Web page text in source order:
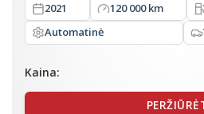
2021 120 000 km
Automatinė
Kaina: